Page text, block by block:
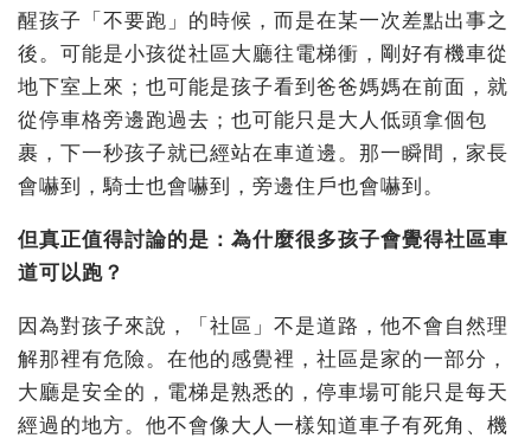
醒孩子「不要跑」的時候，而是在某一次差點出事之
後。可能是小孩從社區大廳往電梯衝，剛好有機車從
地下室上來；也可能是孩子看到爸爸媽媽在前面，就
從停車格旁邊跑過去；也可能只是大人低頭拿個包
裹，下一秒孩子就已經站在車道邊。那一瞬間，家長
會嚇到，騎士也會嚇到，旁邊住戶也會嚇到。
但真正值得討論的是：為什麼很多孩子會覺得社區車
道可以跑？
因為對孩子來說，「社區」不是道路，他不會自然理
解那裡有危險。在他的感覺裡，社區是家的一部分，
大廳是安全的，電梯是熟悉的，停車場可能只是每天
經過的地方。他不會像大人一樣知道車子有死角、機